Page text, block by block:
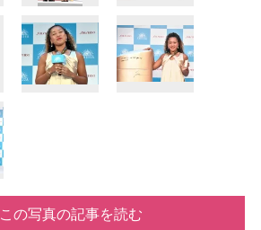
この写真の記事を読む